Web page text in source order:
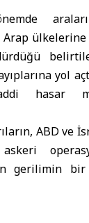
ülkelerine
yol
hasar
ABD ve
gerilimin bir